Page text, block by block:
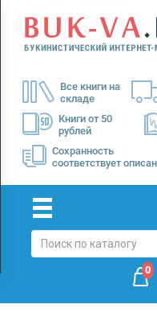
Все книги на
складе
Книги от 50
рублей
Сохранность
соответствует
Menu
Доставка
Оплата
0